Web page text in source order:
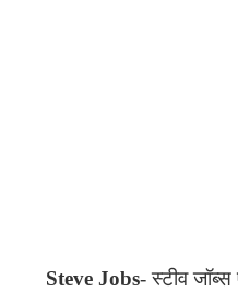
Steve Jobs- स्टीव